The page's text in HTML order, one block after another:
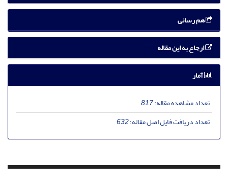
هم رسانی
ارجاع به این مقاله
آمار
تعداد مشاهده مقاله:817
تعداد دریافت فایل اصل مقاله:632